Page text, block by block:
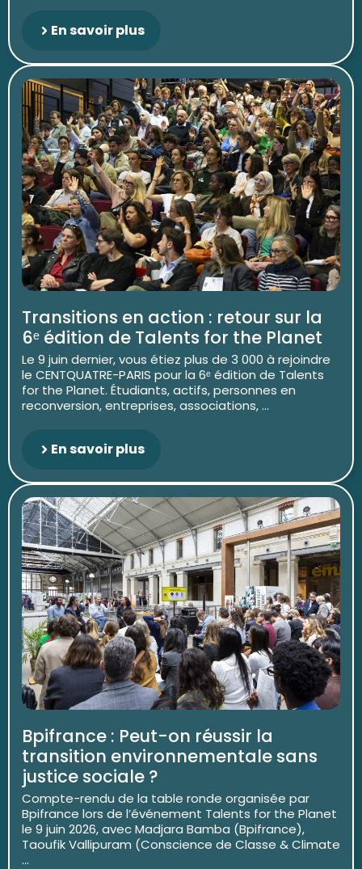
En savoir plus
Transitions en action : retour sur la
6ᵉ édition de Talents for the Planet
Le 9 juin dernier, vous étiez plus de 3 000 à rejoindre
le CENTQUATRE-PARIS pour la 6ᵉ édition de Talents
for the Planet. Étudiants, actifs, personnes en
reconversion, entreprises, associations, ...
En savoir plus
Bpifrance : Peut-on réussir la
transition environnementale sans
justice sociale ?
Compte-rendu de la table ronde organisée par
Bpifrance lors de l’événement Talents for the Planet
le 9 juin 2026, avec Madjara Bamba (Bpifrance),
Taoufik Vallipuram (Conscience de Classe & Climate
...